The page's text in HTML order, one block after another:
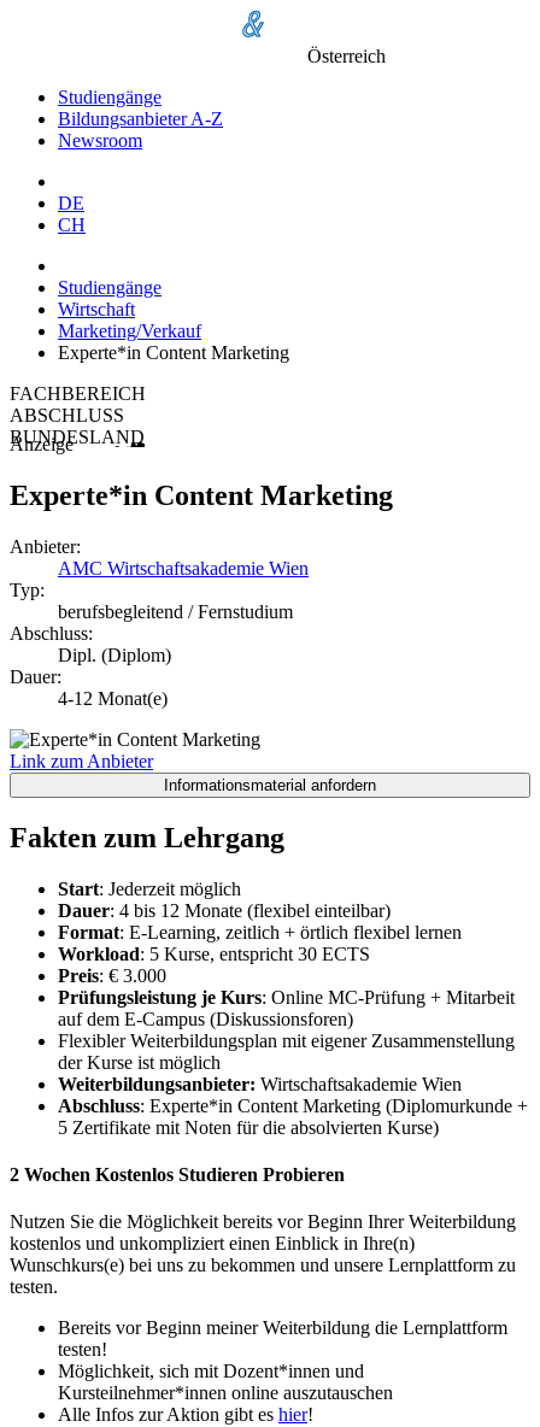
Österreich
Studiengänge
Bildungsanbieter A-Z
Newsroom
DE
CH
Studiengänge
Wirtschaft
Marketing/Verkauf
Experte*in Content Marketing
FACHBEREICH
ABSCHLUSS
BUNDESLAND
Anzeige
Experte*in Content Marketing
Anbieter:
AMC Wirtschaftsakademie Wien
Typ:
berufsbegleitend / Fernstudium
Abschluss:
Dipl. (Diplom)
Dauer:
4-12 Monat(e)
Link zum Anbieter
Fakten zum Lehrgang
Start: Jederzeit möglich
Dauer: 4 bis 12 Monate (flexibel einteilbar)
Format: E-Learning, zeitlich + örtlich flexibel lernen
Workload: 5 Kurse, entspricht 30 ECTS
Preis: € 3.000
Prüfungsleistung je Kurs: Online MC-Prüfung + Mitarbeit
auf dem E-Campus (Diskussionsforen)
Flexibler Weiterbildungsplan mit eigener Zusammenstellung
der Kurse ist möglich
Weiterbildungsanbieter: Wirtschaftsakademie Wien
Abschluss: Experte*in Content Marketing (Diplomurkunde +
5 Zertifikate mit Noten für die absolvierten Kurse)
2 Wochen Kostenlos Studieren Probieren
Nutzen Sie die Möglichkeit bereits vor Beginn Ihrer Weiterbildung
kostenlos und unkompliziert einen Einblick in Ihre(n)
Wunschkurs(e) bei uns zu bekommen und unsere Lernplattform zu
testen.
Bereits vor Beginn meiner Weiterbildung die Lernplattform
testen!
Möglichkeit, sich mit Dozent*innen und
Kursteilnehmer*innen online auszutauschen
Alle Infos zur Aktion gibt es hier!